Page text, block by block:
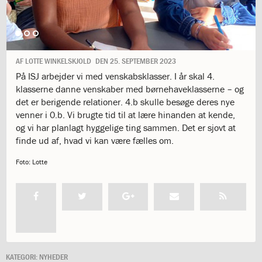
days
of
giving
1.12:
Let
it
Grow
1.13:
Move
it!
1.14:
Ucycle
We
cycle
1.15:
1.16:
Bombningen
1.17:
Markering
AF LOTTE WINKELSKJOLD DEN 25. SEPTEMBER 2023
På ISJ arbejder vi med venskabsklasser. I år skal 4.
klasserne danne venskaber med børnehaveklasserne – og
det er berigende relationer. 4.b skulle besøge deres nye
venner i 0.b. Vi brugte tid til at lære hinanden at kende,
og vi har planlagt hyggelige ting sammen. Det er sjovt at
finde ud af, hvad vi kan være fælles om.
Foto: Lotte
KATEGORI: NYHEDER